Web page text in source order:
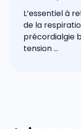
L’essentiel à
de la
précordialgie
tension ...